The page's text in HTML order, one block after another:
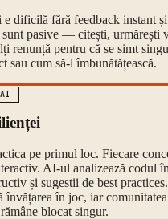
dificilă fără feedback instant
pasive — citești, urmărești
renunță pentru că se simt
sau cum să-l îmbunătățească.
pe primul loc. Fiecare
AI-ul analizează codul
și sugestii de best
învățarea în joc, iar
blocat singur.